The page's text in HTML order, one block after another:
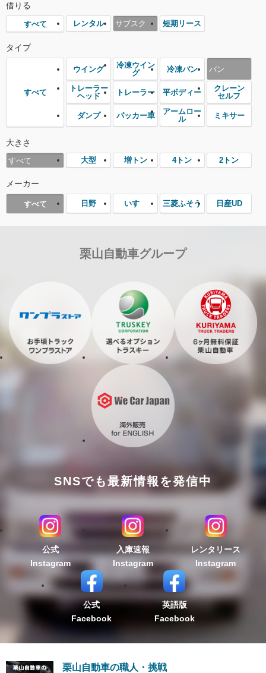
借りる
すべて レンタル サブスク 短期リース
タイプ
すべて
ウイング
冷凍ウイン
グ
冷凍バン バン
トレーラー
ヘッド
トレーラー 平ボディー
クレーン
セルフ
ダンプ パッカー車
アームロー
ル
ミキサー
大きさ
すべて 大型 増トン 4トン 2トン
メーカー
すべて 日野 いすゞ 三菱ふそう 日産UD
栗山自動車グループ
SNSでも最新情報を発信中
公式
Instagram
入庫速報
Instagram
レンタリース
Instagram
公式
Facebook
英語版
Facebook
栗山自動車の職人・挑戦